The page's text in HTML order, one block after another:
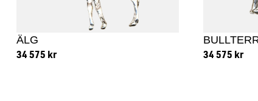
ÄLG
34 575 kr 34 575 kr